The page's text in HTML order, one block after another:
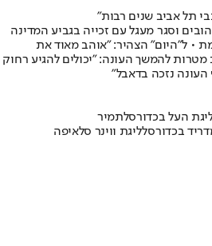
תל אביב שנים רבות"
וסגר מעגל עם זכייה בגביע המדינה
• ל"היום" הצהיר: "אוהב מאוד את
להמשך העונה: "יכולים להגיע רחוק
העונה נזכה בדאבל"
העל בכדורסלתמיר
בכדורסלליגת ווינר סלאיפה